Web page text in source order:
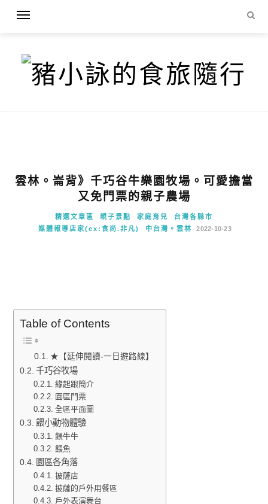
雲林。崙背》千巧谷牛樂園牧場。可愛擔當
又免門票的親子農場
精選文章區 親子景點 家庭育兒
台灣各縣市
媒體報導店家(ex:食尚.非凡)
中台灣。雲林 2022-10-23
Table of Contents
★【延伸閱讀-一日遊路線】
千巧谷牧場
緣起跟簡介
園區門票
全區平面圖
餵小動物體驗
餵牛牛
餵魚
園區各角落
披薩店
披薩的戶外用餐區
戶外表演舞台